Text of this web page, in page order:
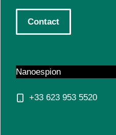
Contact
Nanoespion
+33 623 953 5520